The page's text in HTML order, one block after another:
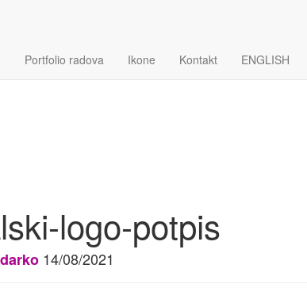
Portfolio radova Ikone Kontakt ENGLISH
logo-potpis
darko 14/08/2021